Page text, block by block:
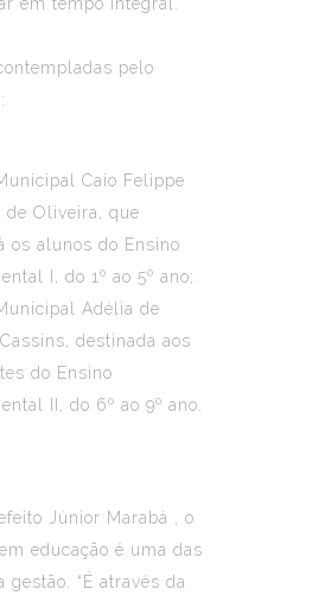
pelo
Caio Felippe
de Oliveira, que
os alunos do Ensino
I, do 1º ao 5º ano;
Adélia de
destinada aos
do Ensino
II, do 6º ao 9º ano.
Júnior Marabá
, o
educação é uma das
gestão. “É através da